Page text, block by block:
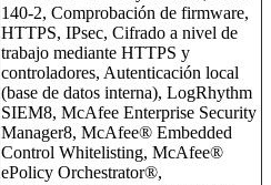
140-2, Comprobación de firmware,
HTTPS, IPsec, Cifrado a nivel de
trabajo mediante HTTPS y
controladores, Autenticación local
(base de datos interna), LogRhythm
SIEM8, McAfee Enterprise Security
Manager8, McAfee® Embedded
Control Whitelisting, McAfee®
ePolicy Orchestrator®,